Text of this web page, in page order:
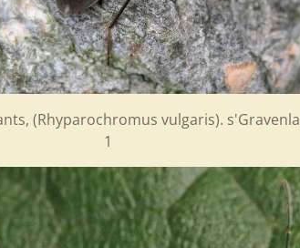
(Rhyparochromus vulgaris).